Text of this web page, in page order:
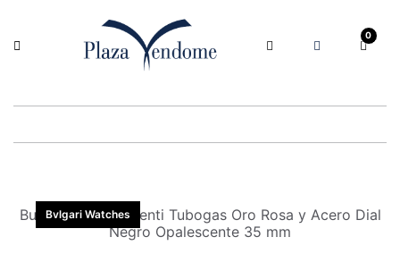
0
Bvlgari Watches
Bulgari Reloj Serpenti Tubogas Oro Rosa y Acero Dial
Negro Opalescente 35 mm